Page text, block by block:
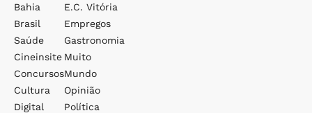
Bahia
Brasil
Saúde
Cineinsite
Concursos
Cultura
Digital
E.c. Vitória
Empregos
Gastronomia
Muito
Mundo
Opinião
Política